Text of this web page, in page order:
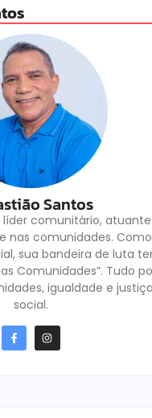
Santos
líder comunitário,
nas comunidades. Como
sua bandeira de luta
Comunidades”. Tudo
igualdade e justiça
social.